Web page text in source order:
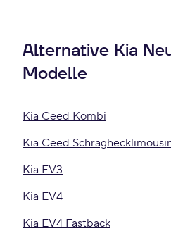
Alternative Kia
Modelle
Kia Ceed Kombi
Kia Ceed
Kia EV3
Kia EV4
Kia EV4 Fastback